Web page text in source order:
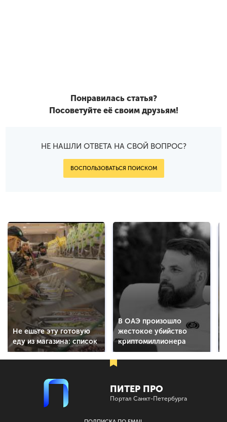
Понравилась статья?
Посоветуйте её своим друзьям!
НЕ НАШЛИ ОТВЕТА НА СВОЙ ВОПРОС?
ВОСПОЛЬЗОВАТЬСЯ ПОИСКОМ
Не ешьте эту готовую
еду из магазина: список
В ОАЭ произошло
жестокое убийство
криптомиллионера
ПИТЕР ПРО
Портал Санкт-Петербурга